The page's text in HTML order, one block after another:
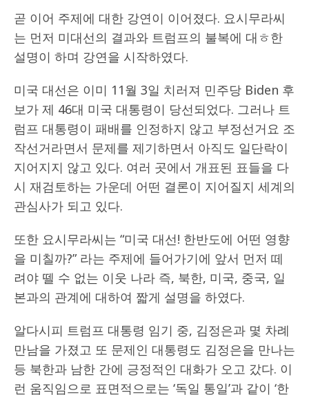
곧 이어 주제에 대한 강연이 이어졌다. 요시무라씨
는 먼저 미대선의 결과와 트럼프의 불복에 대ㅎ한
설명이 하며 강연을 시작하였다.
미국 대선은 이미 11월 3일 치러져 민주당 Biden 후
보가 제 46대 미국 대통령이 당선되었다. 그러나 트
럼프 대통령이 패배를 인정하지 않고 부정선거요 조
작선거라면서 문제를 제기하면서 아직도 일단락이
지어지지 않고 있다. 여러 곳에서 개표된 표들을 다
시 재검토하는 가운데 어떤 결론이 지어질지 세계의
관심사가 되고 있다.
또한 요시무라씨는 “미국 대선! 한반도에 어떤 영향
을 미칠까?” 라는 주제에 들어가기에 앞서 먼저 떼
려야 뗄 수 없는 이웃 나라 즉, 북한, 미국, 중국, 일
본과의 관계에 대하여 짧게 설명을 하였다.
알다시피 트럼프 대통령 임기 중, 김정은과 몇 차례
만남을 가졌고 또 문제인 대통령도 김정은을 만나는
등 북한과 남한 간에 긍정적인 대화가 오고 갔다. 이
런 움직임으로 표면적으로는 ‘독일 통일’과 같이 ‘한